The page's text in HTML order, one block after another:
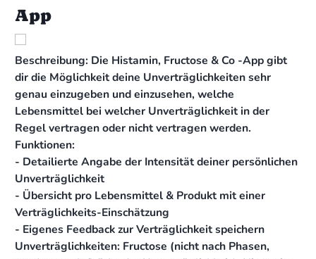
App
Beschreibung: Die Histamin, Fructose & Co -App gibt
dir die Möglichkeit deine Unverträglichkeiten sehr
genau einzugeben und einzusehen, welche
Lebensmittel bei welcher Unverträglichkeit in der
Regel vertragen oder nicht vertragen werden.
Funktionen:
- Detailierte Angabe der Intensität deiner persönlichen
Unverträglichkeit
- Übersicht pro Lebensmittel & Produkt mit einer
Verträglichkeits-Einschätzung
- Eigenes Feedback zur Verträglichkeit speichern
Unverträglichkeiten: Fructose (nicht nach Phasen,